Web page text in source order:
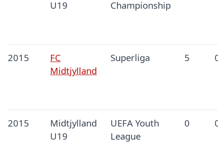
U19
Championship
2015
FC
Midtjylland
Superliga 5
2015
Midtjylland
U19
UEFA Youth
League
0